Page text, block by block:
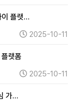
이 플랫…
2025-10-11
랫폼
2025-10-11
가…